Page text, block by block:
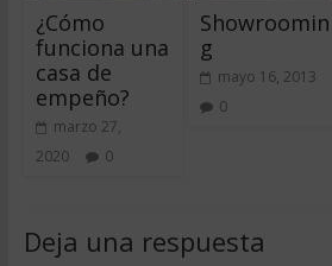
¿Cómo
funciona una
casa de
empeño?
marzo 27,
2020
0
Showroomin
g
mayo 16, 2013
0
Deja una respuesta